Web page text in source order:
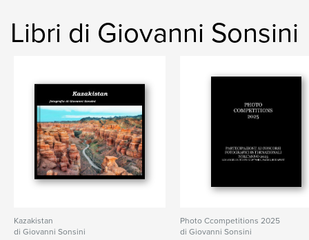
Libri di Giovanni Sonsini
Kazakistan
di Giovanni Sonsini
Photo Ccompetitions 2025
di Giovanni Sonsini